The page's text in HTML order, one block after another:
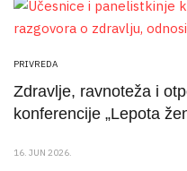
PRIVREDA
Zdravlje, ravnoteža i
konferencije „Lepota
16. JUN 2026.